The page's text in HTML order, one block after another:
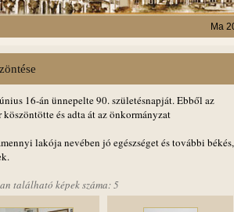
Ma
16-án ünnepelte 90. születésnapját. Ebből az
és adta át az önkormányzat
lakója nevében jó egészséget és további békés,
található képek száma: 5